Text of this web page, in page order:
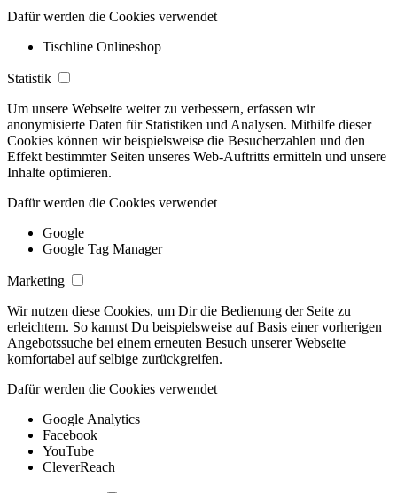
Dafür werden die Cookies verwendet
Tischline Onlineshop
Statistik
Um unsere Webseite weiter zu verbessern, erfassen wir
anonymisierte Daten für Statistiken und Analysen. Mithilfe dieser
Cookies können wir beispielsweise die Besucherzahlen und den
Effekt bestimmter Seiten unseres Web-Auftritts ermitteln und unsere
Inhalte optimieren.
Dafür werden die Cookies verwendet
Google
Google Tag Manager
Marketing
Wir nutzen diese Cookies, um Dir die Bedienung der Seite zu
erleichtern. So kannst Du beispielsweise auf Basis einer vorherigen
Angebotssuche bei einem erneuten Besuch unserer Webseite
komfortabel auf selbige zurückgreifen.
Dafür werden die Cookies verwendet
Google Analytics
Facebook
YouTube
CleverReach